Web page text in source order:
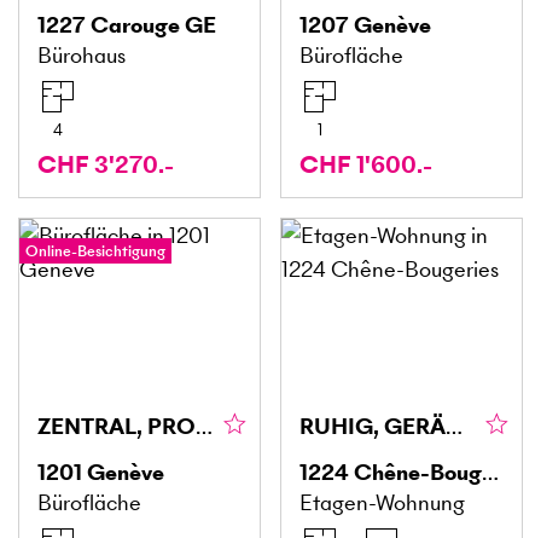
1227Carouge GE
Bürohaus
4
CHF 3'270.-
1207Genève
Bürofläche
1
CHF 1'600.-
Online-Besichtigung
ZENTRAL, PROFESSIONELL & KOMFORTABEL
1201 Genève
Bürofläche
RUHIG, GERÄUMIG & MÖBLIERT
1224Chêne-Bougeries
Etagen-Wohnung